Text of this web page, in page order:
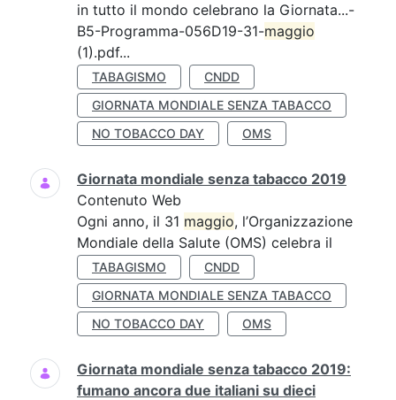
in tutto il mondo celebrano la Giornata...-
B5-Programma-056D19-31-maggio
(1).pdf...
TABAGISMO
CNDD
GIORNATA MONDIALE SENZA TABACCO
NO TOBACCO DAY
OMS
Giornata mondiale senza tabacco 2019
Contenuto Web
Ogni anno, il 31 maggio, l’Organizzazione
Mondiale della Salute (OMS) celebra il
TABAGISMO
CNDD
GIORNATA MONDIALE SENZA TABACCO
NO TOBACCO DAY
OMS
Giornata mondiale senza tabacco 2019:
fumano ancora due italiani su dieci